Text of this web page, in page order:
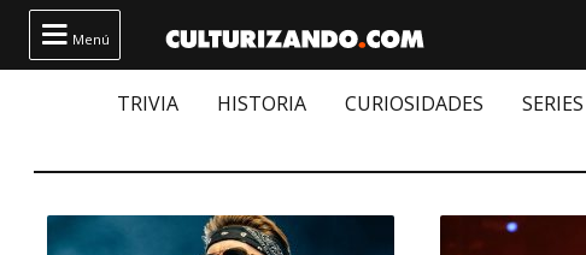
 Menú
TRIVIA HISTORIA CURIOSIDADES